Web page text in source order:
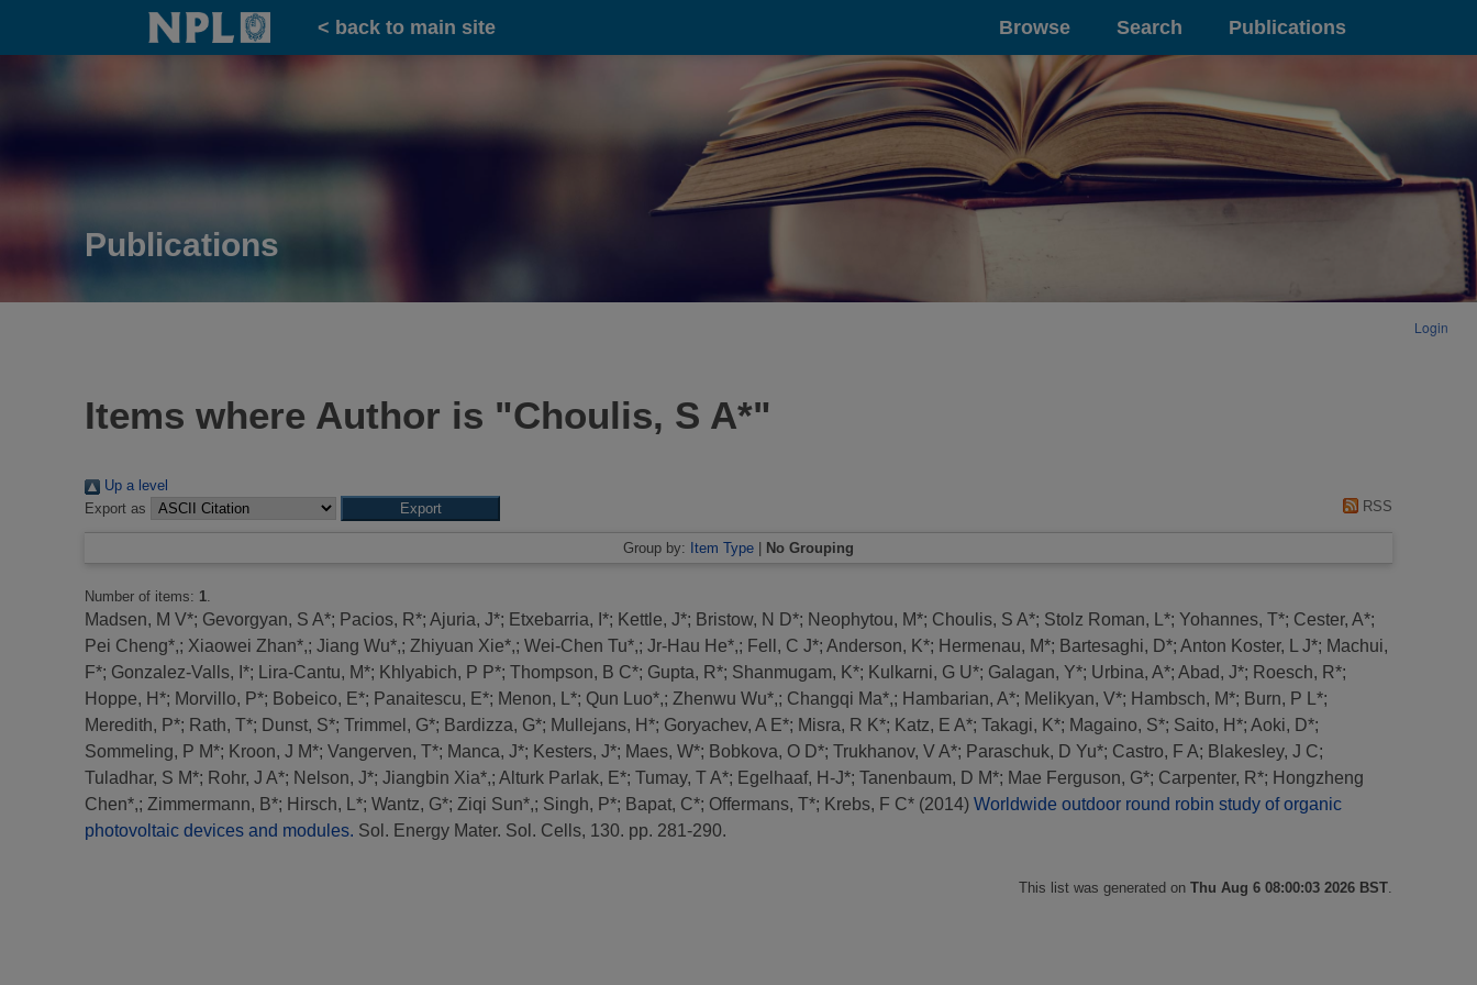
Home
< back to main site Browse Search Publications
Publications
Login
Items where Author is "Choulis, S A*"
Up a level
Export as
RSS
Group by: Item Type No Grouping
Number of items: 1.
Madsen, M V*; Gevorgyan, S A*; Pacios, R*; Ajuria, J*; Etxebarria, I*; Kettle, J*; Bristow, N D*; Neophytou, M*; Choulis, S A*; Stolz Roman, L*; Yohannes, T*; Cester, A*;
Pei Cheng*,; Xiaowei Zhan*,; Jiang Wu*,; Zhiyuan Xie*,; Wei-Chen Tu*,; Jr-Hau He*,; Fell, C J*; Anderson, K*; Hermenau, M*; Bartesaghi, D*; Anton Koster, L J*; Machui,
F*; Gonzalez-Valls, I*; Lira-Cantu, M*; Khlyabich, P P*; Thompson, B C*; Gupta, R*; Shanmugam, K*; Kulkarni, G U*; Galagan, Y*; Urbina, A*; Abad, J*; Roesch, R*;
Hoppe, H*; Morvillo, P*; Bobeico, E*; Panaitescu, E*; Menon, L*; Qun Luo*,; Zhenwu Wu*,; Changqi Ma*,; Hambarian, A*; Melikyan, V*; Hambsch, M*; Burn, P L*;
Meredith, P*; Rath, T*; Dunst, S*; Trimmel, G*; Bardizza, G*; Mullejans, H*; Goryachev, A E*; Misra, R K*; Katz, E A*; Takagi, K*; Magaino, S*; Saito, H*; Aoki, D*;
Sommeling, P M*; Kroon, J M*; Vangerven, T*; Manca, J*; Kesters, J*; Maes, W*; Bobkova, O D*; Trukhanov, V A*; Paraschuk, D Yu*; Castro, F A; Blakesley, J C;
Tuladhar, S M*; Rohr, J A*; Nelson, J*; Jiangbin Xia*,; Alturk Parlak, E*; Tumay, T A*; Egelhaaf, H-J*; Tanenbaum, D M*; Mae Ferguson, G*; Carpenter, R*; Hongzheng
Chen*,; Zimmermann, B*; Hirsch, L*; Wantz, G*; Ziqi Sun*,; Singh, P*; Bapat, C*; Offermans, T*; Krebs, F C* (2014) Worldwide outdoor round robin study of organic
photovoltaic devices and modules. Sol. Energy Mater. Sol. Cells, 130. pp. 281-290.
This list was generated on Thu Aug 6 08:00:03 2026 BST.